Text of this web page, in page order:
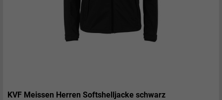
KVF Meissen Herren Softshelljacke schwarz